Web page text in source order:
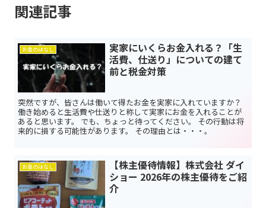
関連記事
お金のはなし
実家にいくらお金入れる？「生
活費、仕送り」についての建て
前と税金対策
突然ですが、皆さんは働いて得たお金を実家に入れていますか？
働き始めると生活費や仕送りと称して実家にお金を入れることが
あると思います。 でも、ちょっと待ってください。 その行動は将
来的に損する可能性があります。 その理由とは・・・。
お金のはなし
【株主優待情報】株式会社 ダイ
ショー 2026年の株主優待をご紹
介